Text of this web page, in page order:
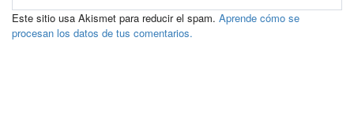
Este sitio usa Akismet para reducir el spam. Aprende cómo se
procesan los datos de tus comentarios.